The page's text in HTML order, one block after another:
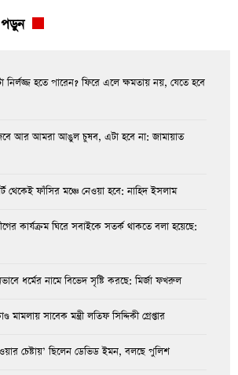
হতে পারেন? ফিরে এলে ক্ষমতায় নয়, যেতে হবে
আর আমরা আঙুল চুষব, এটা হবে না: জামায়াত
থেকেই ফাঁসির মঞ্চে নেওয়া হবে: নাহিদ ইসলাম
কার্যক্রম ঘিরে সবাইকে সতর্ক থাকতে বলা হয়েছে:
ধর্মের নামে বিভেদ সৃষ্টি করছে: মির্জা ফখরুল
মামলায় সাবেক মন্ত্রী লতিফ সিদ্দিকী গ্রেপ্তার
চেষ্টায়’ ছিলেন ডেভিড ইমন, বলছে পুলিশ